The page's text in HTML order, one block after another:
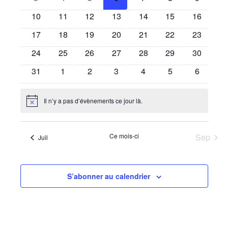
vues
Évènements
évènementsévènementsévènementsévènementsévènementsévènements
0
évènements
10
0
évènements
11
0
évènements
12
0
évènements
13
0
évènements
14
0
évènements
15
0
16
0
évènements
17
0
évènements
18
0
évènements
19
0
évènements
20
0
évènements
21
0
évènements
22
0
23
0
évènements
24
0
évènements
25
0
évènements
26
0
évènements
27
0
évènements
28
0
évènements
29
0
30
0
évènements
31
0
évènements
1
0
évènements
2
0
évènements
3
0
évènements
4
0
évènements
5
0
6
Notice Il n’y a pas d’évènements ce jour là.
Juil Ce mois-ci Sep
S’abonner au calendrier